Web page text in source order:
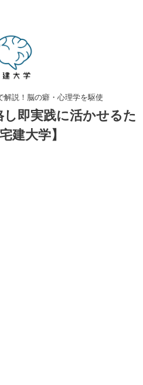
解説！脳の癖・心理学を駆使
即実践に活かせるた
建大学】